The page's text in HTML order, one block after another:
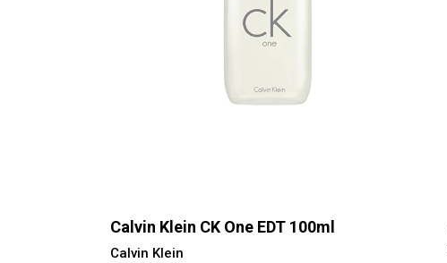
Calvin Klein CK One EDT 100ml
Calvin Klein